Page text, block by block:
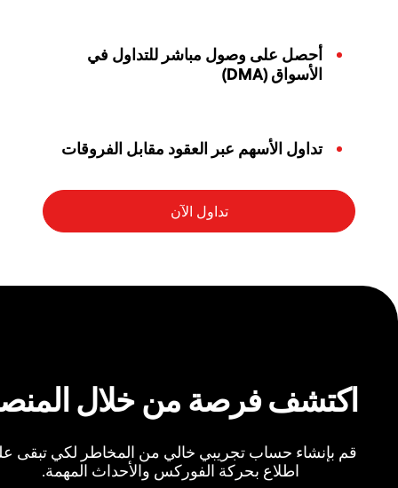
أحصل على وصول مباشر للتداول في
الأسواق (DMA)
تداول الأسهم عبر العقود مقابل الفروقات
اكتشف فرصة من خلال
قم بإنشاء حساب تجريبي خالي من المخاطر لكي تبقى
اطلاع بحركة الفوركس والأحداث المهمة.